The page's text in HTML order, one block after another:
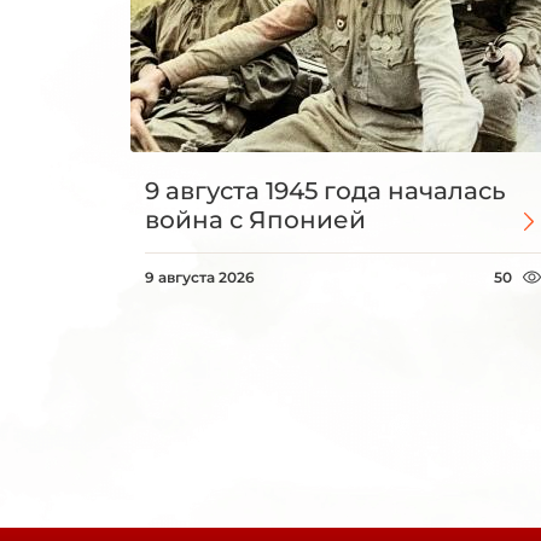
9 августа 1945 года началась
война с Японией
9 августа 2026 50